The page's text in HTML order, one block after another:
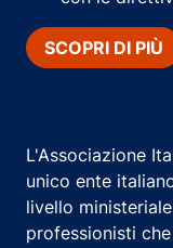
SCOPRI DI PIÙ
L'Associazione
unico ente
livello
professionisti